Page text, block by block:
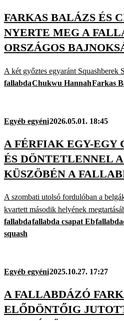
FARKAS BALÁZS ÉS
NYERTE MEG A
ORSZÁGOS
A két győztes egyaránt Squashberek
fallabdaChukwu HannahFarkas
Egyéb egyéni2026.05.01. 18:45
A FÉRFIAK EGY-EGY
ÉS DÖNTETLENNEL
KÜSZÖBÉN A
A szombati utolsó fordulóban a
kvartett második helyének
fallabdafallabda csapat Eb
squash
Egyéb egyéni2025.10.27. 17:27
A FALLABDÁZÓ
ELŐDÖNTŐIG